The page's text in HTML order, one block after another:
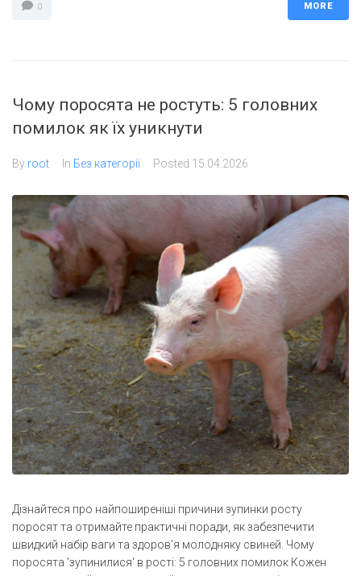
0 MORE
Чому поросята не ростуть: 5 головних
помилок як їх уникнути
By root In Без категорії Posted 15.04.2026
Дізнайтеся про найпоширеніші причини зупинки росту
поросят та отримайте практичні поради, як забезпечити
швидкий набір ваги та здоров'я молодняку свиней. Чому
поросята 'зупинилися' в рості: 5 головних помилок Кожен